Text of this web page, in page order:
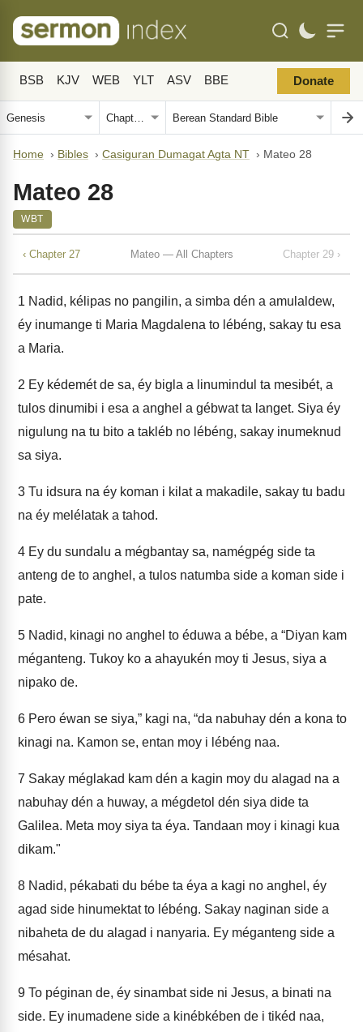
BSB KJV WEB YLT ASV BBE Donate
Home › Bibles › Casiguran Dumagat Agta NT › Mateo 28
Mateo 28
WBT
‹ Chapter 27 Mateo — All Chapters Chapter 29 ›
1 Nadid, kélipas no pangilin, a simba dén a amulaldew,
éy inumange ti Maria Magdalena to lébéng, sakay tu esa
a Maria.
2 Ey kédemét de sa, éy bigla a linumindul ta mesibét, a
tulos dinumibi i esa a anghel a gébwat ta langet. Siya éy
nigulung na tu bito a takléb no lébéng, sakay inumeknud
sa siya.
3 Tu idsura na éy koman i kilat a makadile, sakay tu badu
na éy melélatak a tahod.
4 Ey du sundalu a mégbantay sa, namégpég side ta
anteng de to anghel, a tulos natumba side a koman side i
pate.
5 Nadid, kinagi no anghel to éduwa a bébe, a “Diyan kam
méganteng. Tukoy ko a ahayukén moy ti Jesus, siya a
nipako de.
6 Pero éwan se siya,” kagi na, “da nabuhay dén a kona to
kinagi na. Kamon se, entan moy i lébéng naa.
7 Sakay méglakad kam dén a kagin moy du alagad na a
nabuhay dén a huway, a mégdetol dén siya dide ta
Galilea. Meta moy siya ta éya. Tandaan moy i kinagi kua
dikam."
8 Nadid, pékabati du bébe ta éya a kagi no anghel, éy
agad side hinumektat to lébéng. Sakay naginan side a
nibaheta de du alagad i nanyaria. Ey méganteng side a
mésahat.
9 To péginan de, éy sinambat side ni Jesus, a binati na
side. Ey inumadene side a kinébkében de i tikéd naa,